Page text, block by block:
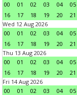
00
01 02 03 04 05
16
17 18 19 20 21
Wed 12 Aug 2026
00
01 02 03 04 05
16
17 18 19 20 21
Thu 13 Aug 2026
00
01 02 03 04 05
16
17 18 19 20 21
Fri 14 Aug 2026
00
01 02 03 04 05